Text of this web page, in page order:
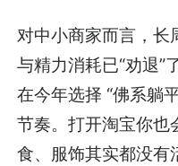
对中小商家而言，长
与精力消耗已“劝退”
在今年选择 “佛系躺
节奏。打开淘宝你也
食、服饰其实都没有